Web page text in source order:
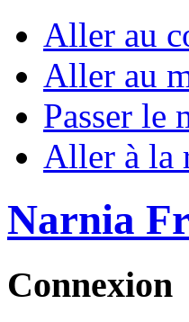
Aller au
Aller au
Passer le
Aller à la
Narnia
Connexion